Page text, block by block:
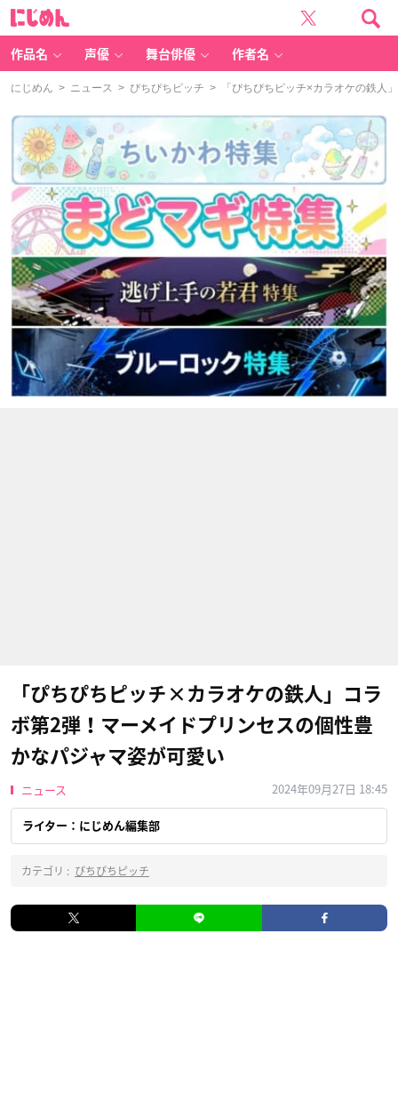
作品名 声優 舞台俳優 作者名
にじめん > ニュース > ぴちぴちピッチ > 「ぴちぴちピッチ×カラオケの鉄人
「ぴちぴちピッチ×カラオケの鉄人」コラ
ボ第2弾！マーメイドプリンセスの個性豊
かなパジャマ姿が可愛い
ニュース 2024年09月27日 18:45
ライター：にじめん編集部
カテゴリ : ぴちぴちピッチ